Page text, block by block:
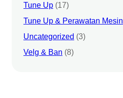
Tune Up (17)
Tune Up & Perawatan Mesin
Uncategorized (3)
Velg & Ban (8)